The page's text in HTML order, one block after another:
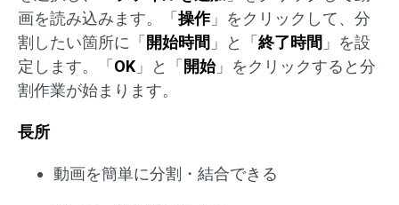
画を読み込みます。「 操作」をクリックして、分
割したい箇所に「 開始時間 」と「 終了時間 」を設
定します。「 OK 」と「 開始」をクリックすると分
割作業が始まります。
長所
動画を簡単に分割・結合できる